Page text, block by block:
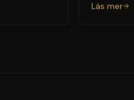
Läs mer